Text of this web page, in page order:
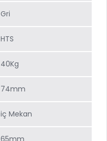
Gri
HTS
40Kg
74mm
iç Mekan
65mm